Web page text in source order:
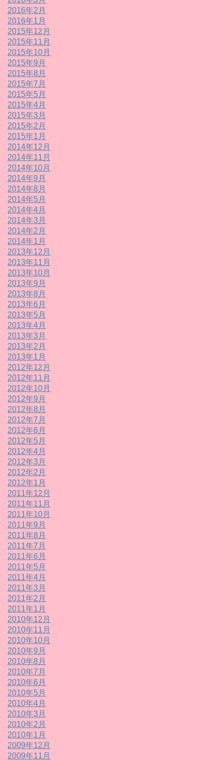
2016年2月
2016年1月
2015年12月
2015年11月
2015年10月
2015年9月
2015年8月
2015年7月
2015年5月
2015年4月
2015年3月
2015年2月
2015年1月
2014年12月
2014年11月
2014年10月
2014年9月
2014年8月
2014年5月
2014年4月
2014年3月
2014年2月
2014年1月
2013年12月
2013年11月
2013年10月
2013年9月
2013年8月
2013年6月
2013年5月
2013年4月
2013年3月
2013年2月
2013年1月
2012年12月
2012年11月
2012年10月
2012年9月
2012年8月
2012年7月
2012年6月
2012年5月
2012年4月
2012年3月
2012年2月
2012年1月
2011年12月
2011年11月
2011年10月
2011年9月
2011年8月
2011年7月
2011年6月
2011年5月
2011年4月
2011年3月
2011年2月
2011年1月
2010年12月
2010年11月
2010年10月
2010年9月
2010年8月
2010年7月
2010年6月
2010年5月
2010年4月
2010年3月
2010年2月
2010年1月
2009年12月
2009年11月